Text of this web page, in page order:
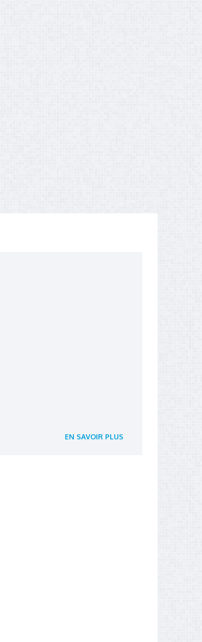
EN SAVOIR PLUS